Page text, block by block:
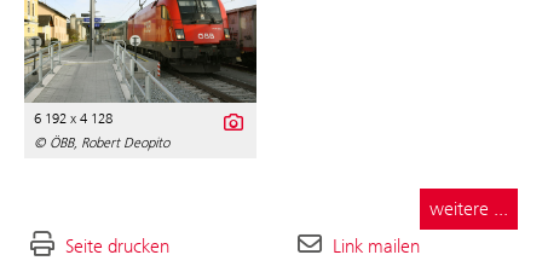
6 192 x 4 128
© ÖBB, Robert Deopito
weitere ...
Seite drucken
Link mailen